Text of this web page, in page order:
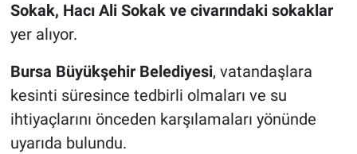
Sokak, Hacı Ali Sokak ve civarındaki sokaklar
yer alıyor.
Bursa Büyükşehir Belediyesi, vatandaşlara
kesinti süresince tedbirli olmaları ve su
ihtiyaçlarını önceden karşılamaları yönünde
uyarıda bulundu.